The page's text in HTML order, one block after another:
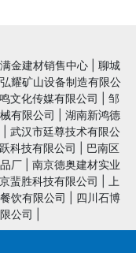
金建材销售中心
聊城
耀矿山设备制造有限公
文化传媒有限公司
邹
有限公司
湖南新鸿德
武汉市廷尊技术有限公
科技有限公司
巴南区
厂
南京德奥建材实业
蜚胜科技有限公司
上
饮有限公司
四川石博
公司